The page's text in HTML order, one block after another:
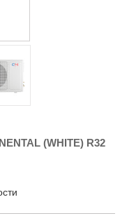
(WHITE) R32